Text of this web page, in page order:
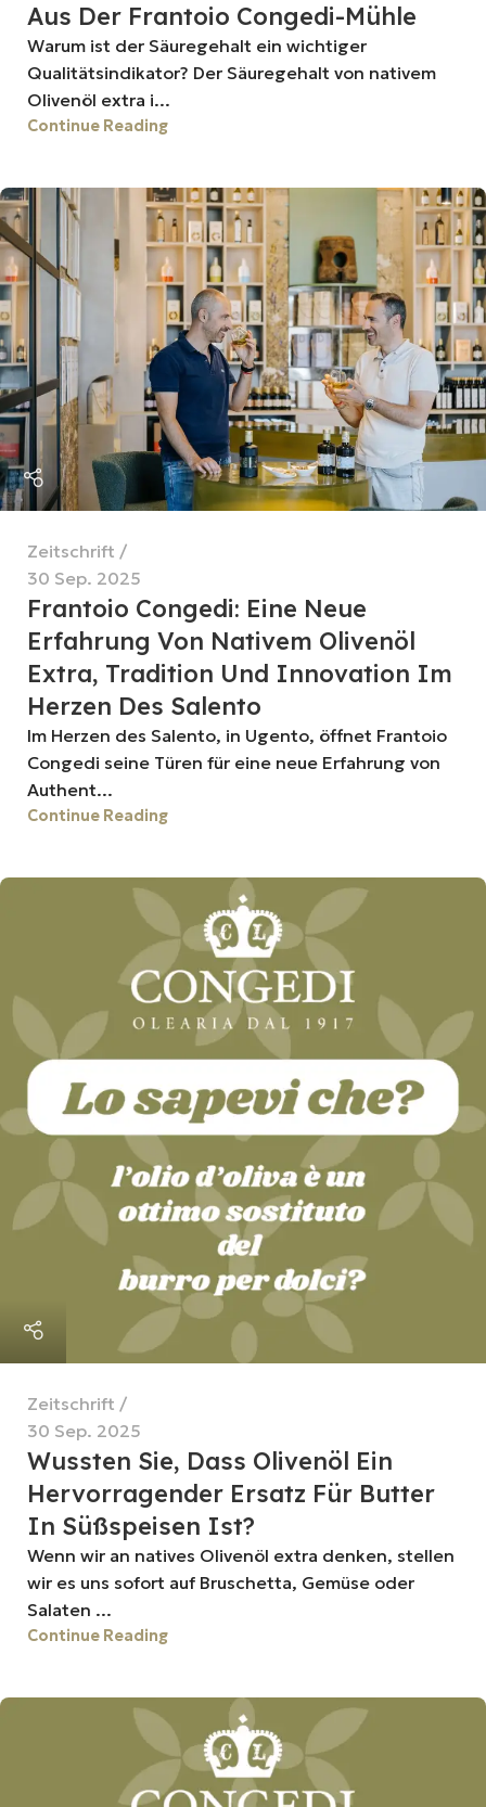
Aus Der Frantoio Congedi-Mühle
Warum ist der Säuregehalt ein wichtiger
Qualitätsindikator? Der Säuregehalt von nativem
Olivenöl extra i...
Continue Reading
Zeitschrift
30 Sep. 2025
Frantoio Congedi: Eine Neue
Erfahrung Von Nativem Olivenöl
Extra, Tradition Und Innovation Im
Herzen Des Salento
Im Herzen des Salento, in Ugento, öffnet Frantoio
Congedi seine Türen für eine neue Erfahrung von
Authent...
Continue Reading
Zeitschrift
30 Sep. 2025
Wussten Sie, Dass Olivenöl Ein
Hervorragender Ersatz Für Butter
In Süßspeisen Ist?
Wenn wir an natives Olivenöl extra denken, stellen
wir es uns sofort auf Bruschetta, Gemüse oder
Salaten ...
Continue Reading